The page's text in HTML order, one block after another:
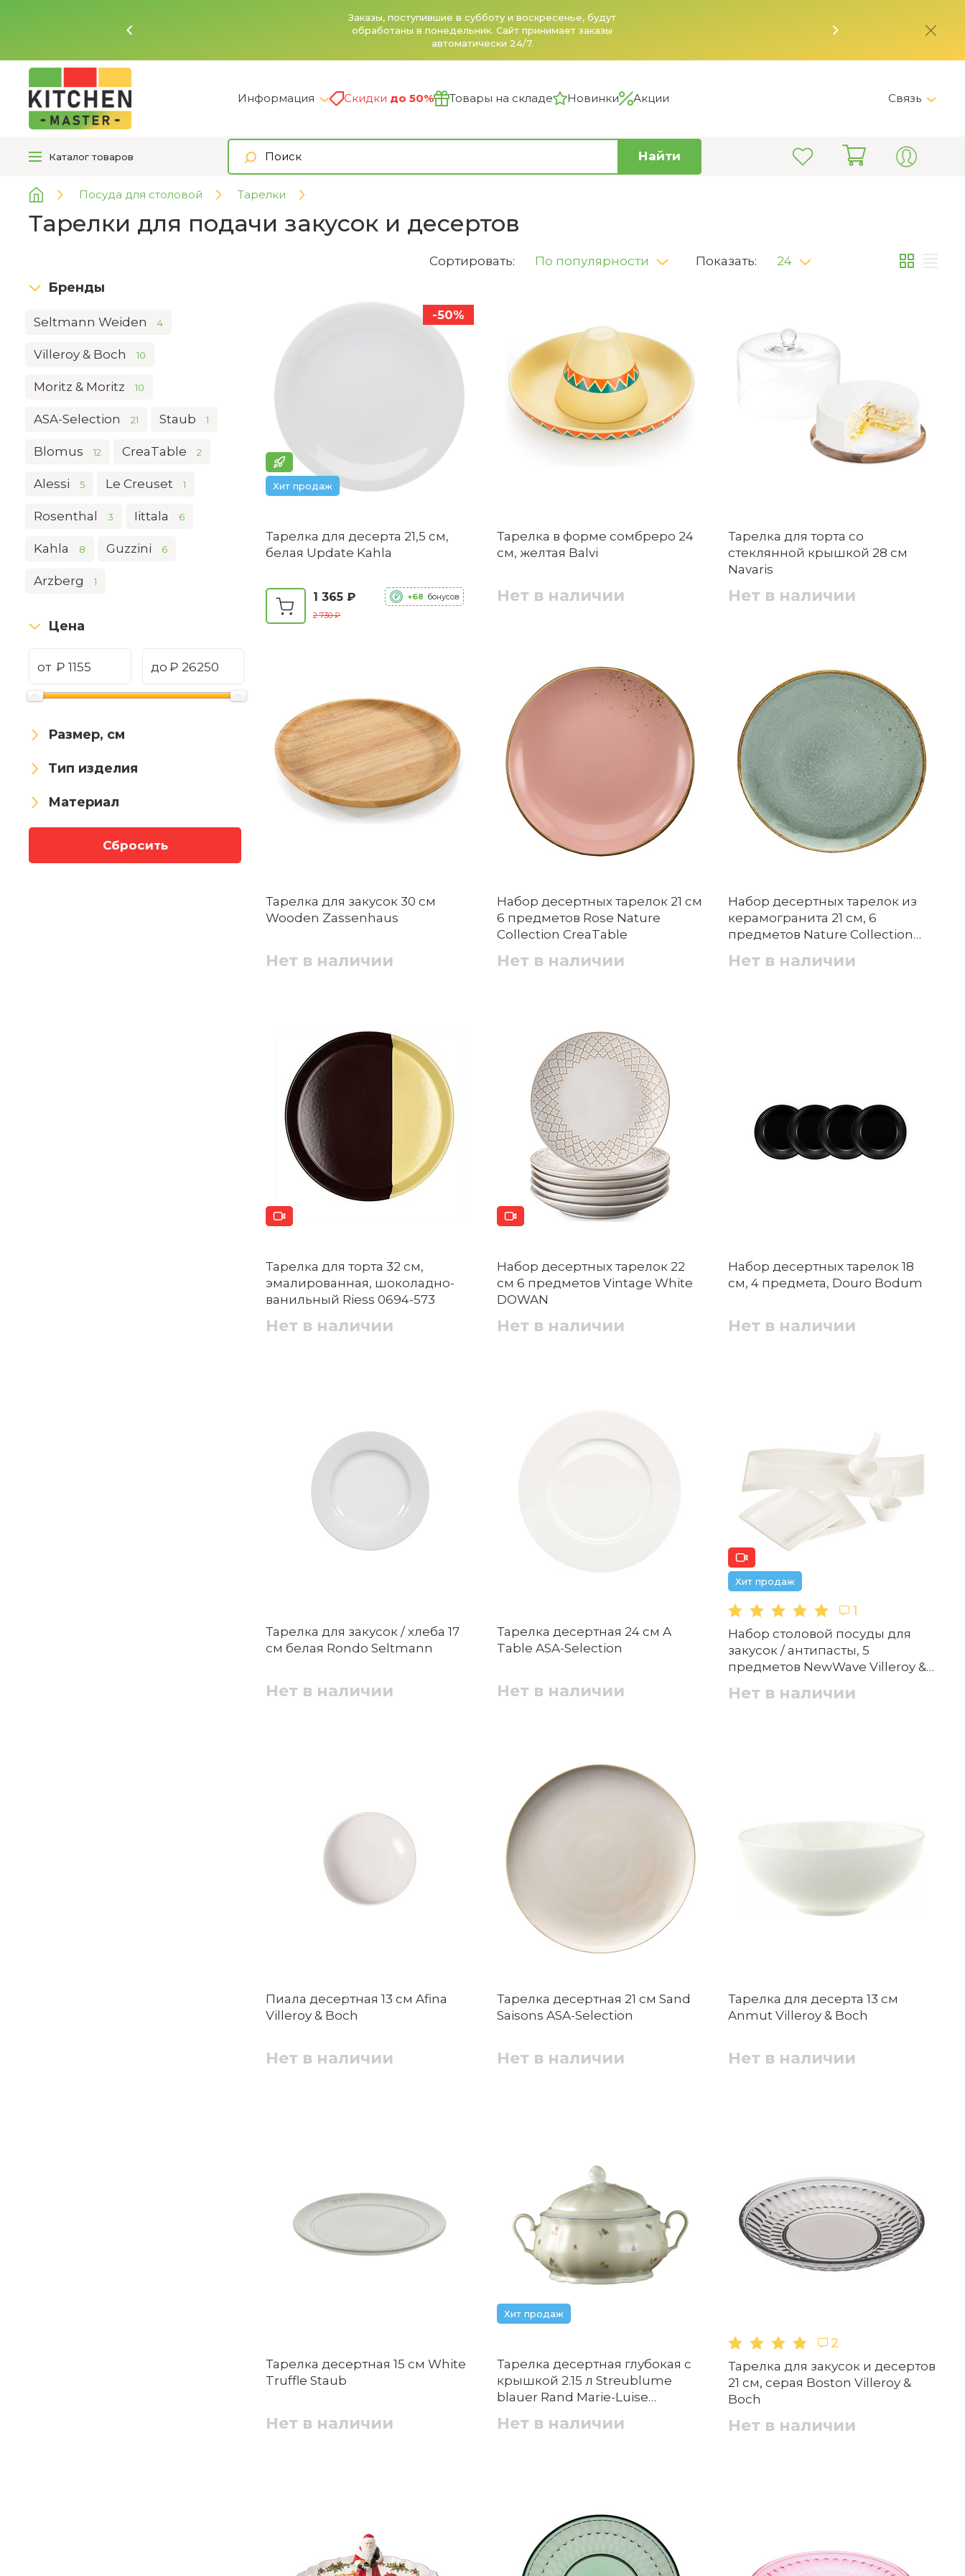
Заказы, поступившие в субботу и воскресенье, будут
обработаны в понедельник. Сайт принимает заказы
автоматически 24/7.
Информация Скидки до 50% Товары на складе Новинки Акции Связь
+7 (495) 150-82-28
Каталог товаров Найти
Посуда для столовой Тарелки
Тарелки для подачи закусок и десертов
Бренды
Seltmann Weiden 4
Villeroy & Boch 10
Moritz & Moritz 10
ASA-Selection 21 Staub 1
Blomus 12 CreaTable 2
Alessi 5 Le Creuset 1
Rosenthal 3 Iittala 6
Kahla 8 Guzzini 6
Arzberg 1
Цена
от ₽ до ₽
Размер, см
Тип изделия
Материал
Сбросить
Сортировать: По популярности Показать: 24
Хит продаж
Тарелка для десерта 21,5 см,
белая Update Kahla
-50%
1 365 ₽
2 730 ₽
+68 бонусов
Тарелка в форме сомбреро 24
см, желтая Balvi
Нет в наличии
Тарелка для торта со
стеклянной крышкой 28 см
Navaris
Нет в наличии
Тарелка для закусок 30 см
Wooden Zassenhaus
Нет в наличии
Набор десертных тарелок 21 см
6 предметов Rose Nature
Collection CreaTable
Нет в наличии
Набор десертных тарелок из
керамогранита 21 см, 6
предметов Nature Collection
Нет в наличии
Тарелка для торта 32 см,
эмалированная, шоколадно-
ванильный Riess 0694-573
Нет в наличии
Набор десертных тарелок 22
см 6 предметов Vintage White
DOWAN
Нет в наличии
Набор десертных тарелок 18
см, 4 предмета, Douro Bodum
Нет в наличии
Тарелка для закусок / хлеба 17
см белая Rondo Seltmann
Нет в наличии
Тарелка десертная 24 см A
Table ASA-Selection
Нет в наличии
Хит продаж
1
Набор столовой посуды для
закусок / антипасты, 5
предметов NewWave Villeroy &
Нет в наличии
Пиала десертная 13 см Afina
Villeroy & Boch
Нет в наличии
Тарелка десертная 21 см Sand
Saisons ASA-Selection
Нет в наличии
Тарелка для десерта 13 см
Anmut Villeroy & Boch
Нет в наличии
Тарелка десертная 15 см White
Truffle Staub
Нет в наличии
Хит продаж
Тарелка десертная глубокая с
крышкой 2.15 л Streublume
blauer Rand Marie-Luise
Нет в наличии
2
Тарелка для закусок и десертов
21 см, серая Boston Villeroy &
Boch
Нет в наличии